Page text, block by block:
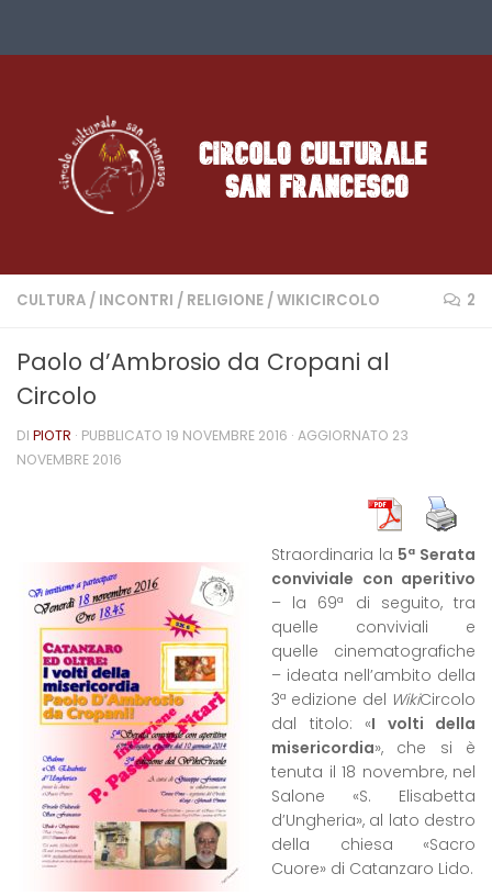
CULTURA / INCONTRI / RELIGIONE /WIKICIRCOLO 2
Paolo d’Ambrosio da Cropani al
Circolo
DI PIOTR · PUBBLICATO 19 NOVEMBRE 2016 · AGGIORNATO 23
NOVEMBRE 2016
Straordinaria la 5ª Serata
conviviale con aperitivo
– la 69ª di seguito, tra
quelle conviviali e
quelle cinematografiche
– ideata nell’ambito della
3ª edizione del WikiCircolo
dal titolo: «I volti della
misericordia», che si è
tenuta il 18 novembre, nel
Salone «S. Elisabetta
d’Ungheria», al lato destro
della chiesa «Sacro
Cuore» di Catanzaro Lido.